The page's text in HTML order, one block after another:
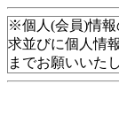
※個人(会員)情報
求並びに個人情
までお願いいた